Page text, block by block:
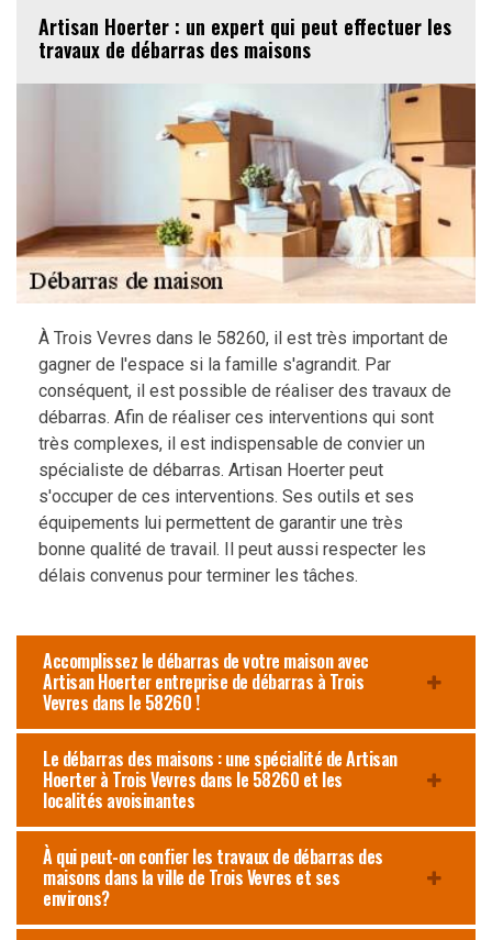
Artisan Hoerter : un expert qui peut effectuer les
travaux de débarras des maisons
À Trois Vevres dans le 58260, il est très important de
gagner de l'espace si la famille s'agrandit. Par
conséquent, il est possible de réaliser des travaux de
débarras. Afin de réaliser ces interventions qui sont
très complexes, il est indispensable de convier un
spécialiste de débarras. Artisan Hoerter peut
s'occuper de ces interventions. Ses outils et ses
équipements lui permettent de garantir une très
bonne qualité de travail. Il peut aussi respecter les
délais convenus pour terminer les tâches.
Accomplissez le débarras de votre maison avec
Artisan Hoerter entreprise de débarras à Trois
Vevres dans le 58260 !
Le débarras des maisons : une spécialité de Artisan
Hoerter à Trois Vevres dans le 58260 et les
localités avoisinantes
À qui peut-on confier les travaux de débarras des
maisons dans la ville de Trois Vevres et ses
environs?